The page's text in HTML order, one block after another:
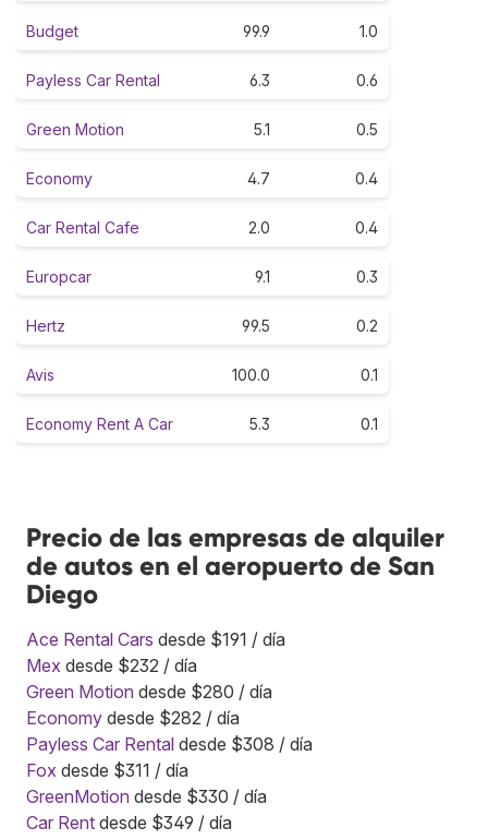
Budget 99.9 1.0
Payless Car Rental 6.3 0.6
Green Motion 5.1 0.5
Economy 4.7 0.4
Car Rental Cafe 2.0 0.4
Europcar 9.1 0.3
Hertz 99.5 0.2
Avis 100.0 0.1
Economy Rent A Car 5.3 0.1
Precio de las empresas de alquiler
de autos en el aeropuerto de San
Diego
Ace Rental Cars desde $191 / día
Mex desde $232 / día
Green Motion desde $280 / día
Economy desde $282 / día
Payless Car Rental desde $308 / día
Fox desde $311 / día
GreenMotion desde $330 / día
Car Rent desde $349 / día